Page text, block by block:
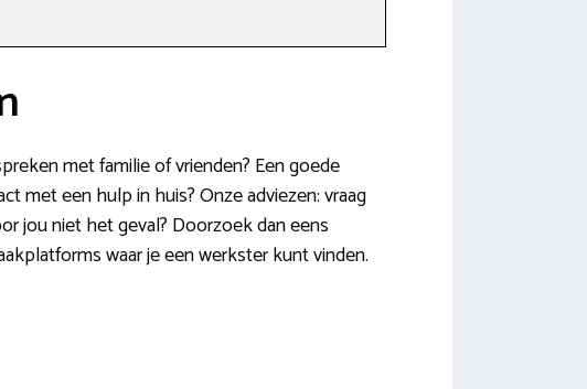
met familie of vrienden? Een goede
met een hulp in huis? Onze adviezen: vraag
jou niet het geval? Doorzoek dan eens
waar je een werkster kunt vinden.